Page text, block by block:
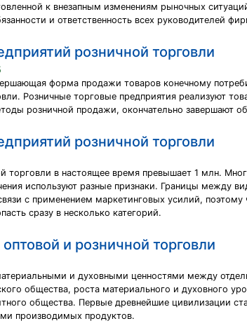
к внезапным изменениям рыночных
и ответственность всех руководителей
розничной торговли
форма продажи товаров конечному
Розничные торговые предприятия реализуют
розничной продажи, окончательно завершают
розничной торговли
торговли в настоящее время превышает 1 млн.
используют разные признаки. Границы между
с применением маркетинговых усилий,
сразу в несколько категорий.
и розничной торговли
и духовными ценностями между
общества, роста материального и духовного
общества. Первые древнейшие цивилизации
производимых продуктов.